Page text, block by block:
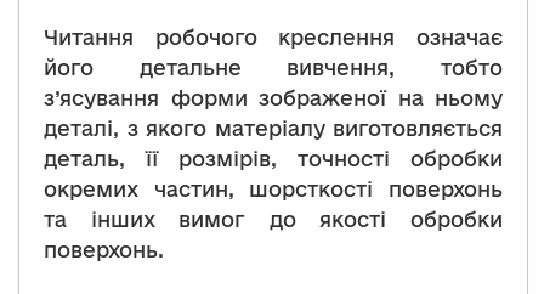
Читання робочого креслення означає
його детальне вивчення, тобто
з’ясування форми зображеної на ньому
деталі, з якого матеріалу виготовляється
деталь, її розмірів, точності обробки
окремих частин, шорсткості поверхонь
та інших вимог до якості обробки
поверхонь.